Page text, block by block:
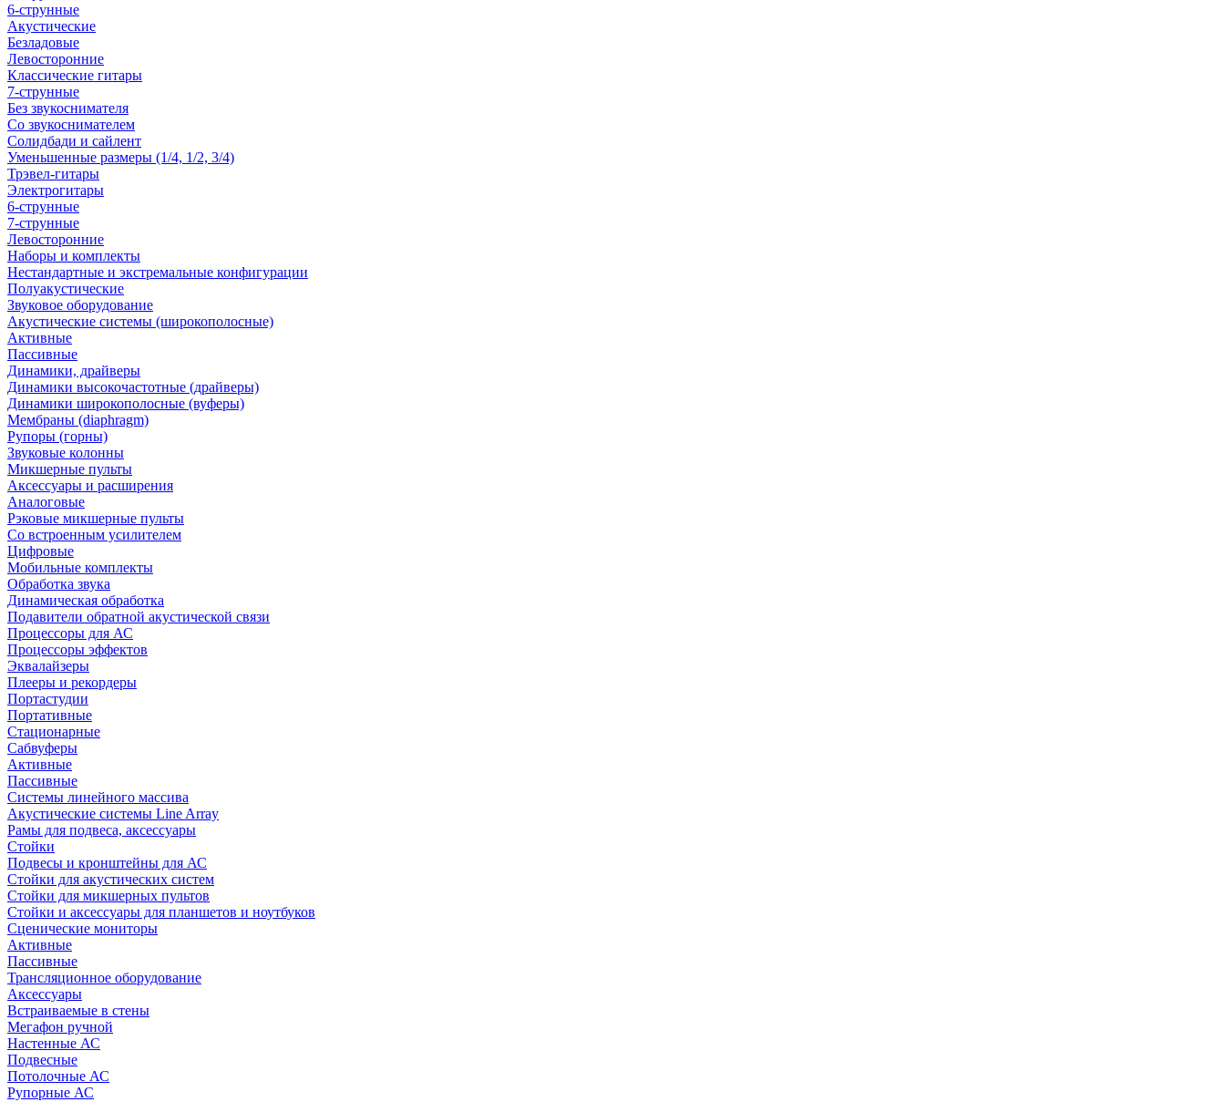
6-струнные
Акустические
Безладовые
Левосторонние
Классические гитары
7-струнные
Без звукоснимателя
Со звукоснимателем
Солидбади и сайлент
Уменьшенные размеры (1/4, 1/2, 3/4)
Трэвел-гитары
Электрогитары
6-струнные
7-струнные
Левосторонние
Наборы и комплекты
Нестандартные и экстремальные конфигурации
Полуакустические
Звуковое оборудование
Акустические системы (широкополосные)
Активные
Пассивные
Динамики, драйверы
Динамики высокочастотные (драйверы)
Динамики широкополосные (вуферы)
Мембраны (diaphragm)
Рупоры (горны)
Звуковые колонны
Микшерные пульты
Аксессуары и расширения
Аналоговые
Рэковые микшерные пульты
Со встроенным усилителем
Цифровые
Мобильные комплекты
Обработка звука
Динамическая обработка
Подавители обратной акустической связи
Процессоры для АС
Процессоры эффектов
Эквалайзеры
Плееры и рекордеры
Портастудии
Портативные
Стационарные
Сабвуферы
Активные
Пассивные
Системы линейного массива
Акустические системы Line Array
Рамы для подвеса, аксессуары
Стойки
Подвесы и кронштейны для АС
Стойки для акустических систем
Стойки для микшерных пультов
Стойки и аксессуары для планшетов и ноутбуков
Сценические мониторы
Активные
Пассивные
Трансляционное оборудование
Аксессуары
Встраиваемые в стены
Мегафон ручной
Настенные АС
Подвесные
Потолочные АС
Рупорные АС